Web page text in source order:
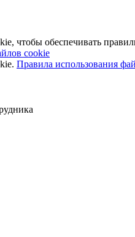
чтобы обеспечивать
cookie
Правила использования